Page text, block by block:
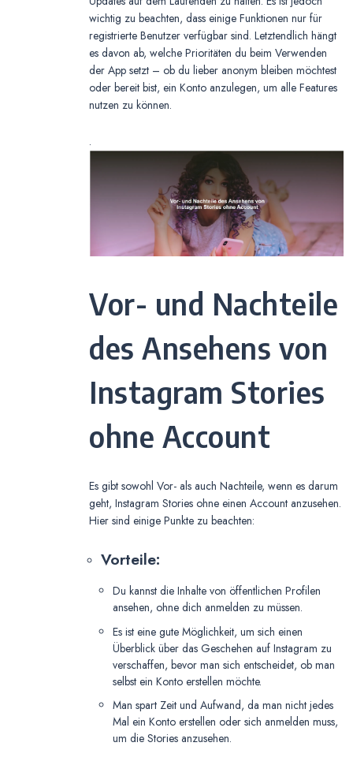
wichtig zu beachten, dass einige Funktionen nur für
registrierte Benutzer verfügbar sind. Letztendlich hängt
es davon ab, welche Prioritäten du beim Verwenden
der App setzt – ob du lieber anonym bleiben möchtest
oder bereit bist, ein Konto anzulegen, um alle Features
nutzen zu können.
.
Vor- und Nachteile
des Ansehens von
Instagram Stories
ohne Account
Es gibt sowohl Vor- als auch Nachteile, wenn es darum
geht, Instagram Stories ohne einen Account anzusehen.
Hier sind einige Punkte zu beachten:
Vorteile:
Du kannst die Inhalte von öffentlichen Profilen
ansehen, ohne dich anmelden zu müssen.
Es ist eine gute Möglichkeit, um sich einen
Überblick über das Geschehen auf Instagram zu
verschaffen, bevor man sich entscheidet, ob man
selbst ein Konto erstellen möchte.
Man spart Zeit und Aufwand, da man nicht jedes
Mal ein Konto erstellen oder sich anmelden muss,
um die Stories anzusehen.